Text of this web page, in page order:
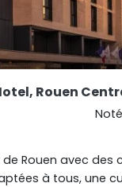
Rouen
Rouen avec des
à tous, une